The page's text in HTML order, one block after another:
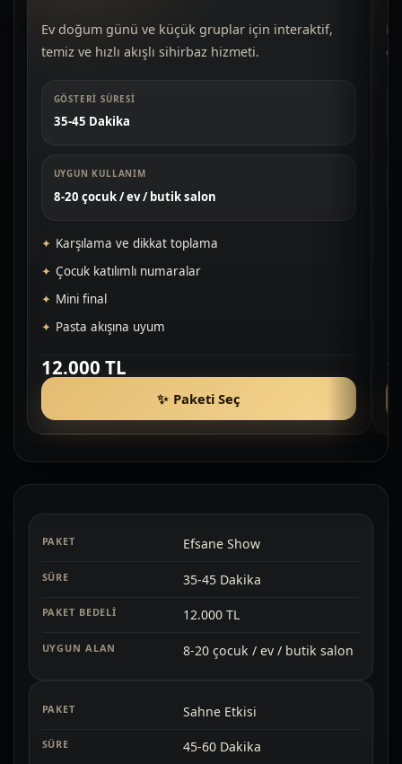
Ev doğum günü ve küçük gruplar için interaktif,
temiz ve hızlı akışlı sihirbaz hizmeti.
GÖSTERI SÜRESI
35-45 Dakika
UYGUN KULLANIM
8-20 çocuk / ev / butik salon
Karşılama ve dikkat toplama
Çocuk katılımlı numaralar
Mini final
Pasta akışına uyum
12.000 TL
Paketi Seç
Efsane Show
35-45 Dakika
12.000 TL
8-20 çocuk / ev / butik salon
Sahne Etkisi
45-60 Dakika